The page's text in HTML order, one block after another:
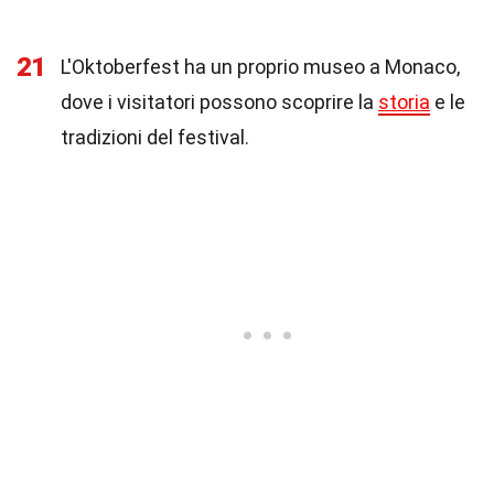
21
L'Oktoberfest ha un proprio museo a Monaco,
dove i visitatori possono scoprire la storia e le
tradizioni del festival.